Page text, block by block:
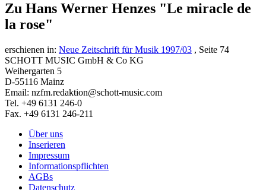
Zu Hans Werner Henzes "Le miracle de
la rose"
erschienen in: Neue Zeitschrift für Musik 1997/03 , Seite 74
SCHOTT MUSIC GmbH & Co KG
Weihergarten 5
D-55116 Mainz
Email: nzfm.redaktion@schott-music.com
Tel. +49 6131 246-0
Fax. +49 6131 246-211
Über uns
Inserieren
Impressum
Informationspflichten
AGBs
Datenschutz